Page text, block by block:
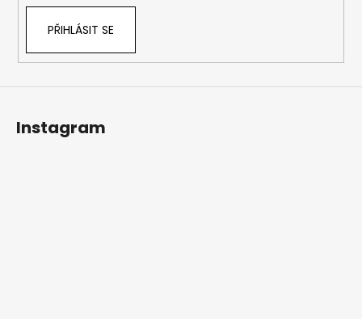
u
PŘIHLÁSIT SE
Instagram